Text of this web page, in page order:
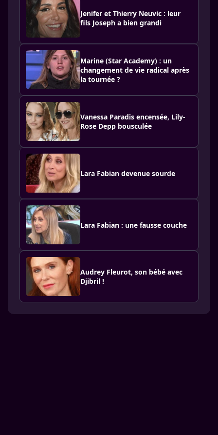
Jenifer et Thierry Neuvic : leur
fils Joseph a bien grandi
Marine (Star Academy) : un
changement de vie radical après
la tournée ?
Vanessa Paradis encensée, Lily-
Rose Depp bousculée
Lara Fabian devenue sourde
Lara Fabian : une fausse couche
Audrey Fleurot, son bébé avec
Djibril !